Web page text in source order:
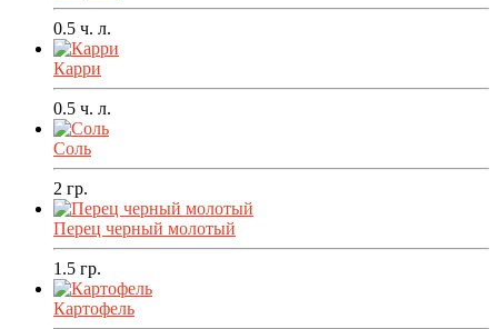
0.5 ч. л.
Карри
0.5 ч. л.
Соль
2 гр.
Перец черный молотый
1.5 гр.
Картофель